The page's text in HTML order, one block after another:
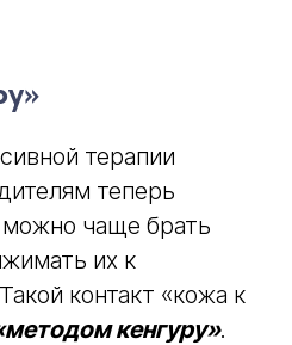
терапии
теперь
можно чаще брать
их к
контакт «кожа к
кенгуру».